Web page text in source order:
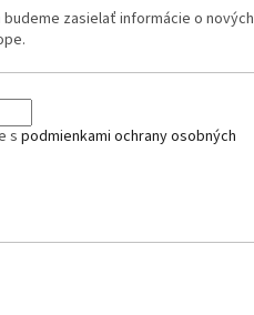
budeme zasielať informácie o nových
spodmienkami ochrany osobných